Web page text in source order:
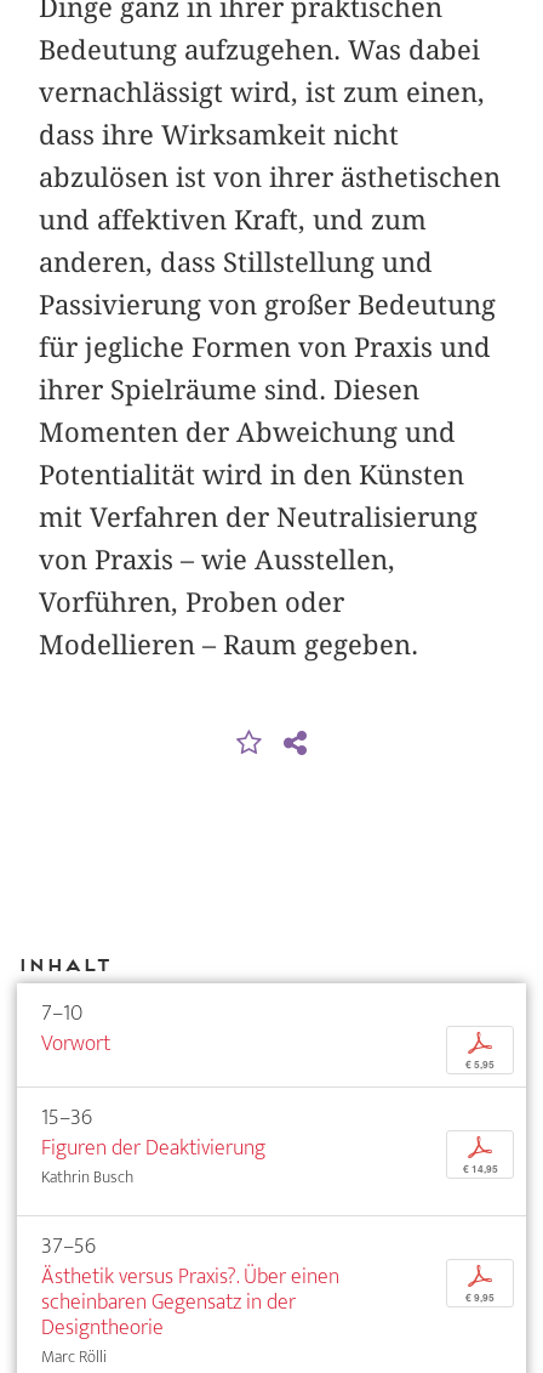
Dinge ganz in ihrer praktischen
Bedeutung aufzugehen. Was dabei
vernachlässigt wird, ist zum einen,
dass ihre Wirksamkeit nicht
abzulösen ist von ihrer ästhetischen
und affektiven Kraft, und zum
anderen, dass Stillstellung und
Passivierung von großer Bedeutung
für jegliche Formen von Praxis und
ihrer Spielräume sind. Diesen
Momenten der Abweichung und
Potentialität wird in den Künsten
mit Verfahren der Neutralisierung
von Praxis – wie Ausstellen,
Vorführen, Proben oder
Modellieren – Raum gegeben.
Inhalt
7–10
Vorwort
p
€ 5,95
15–36
Figuren der Deaktivierung
Kathrin Busch
p
€ 14,95
37–56
Ästhetik versus Praxis?. Über einen
scheinbaren Gegensatz in der
Designtheorie
Marc Rölli
p
€ 9,95